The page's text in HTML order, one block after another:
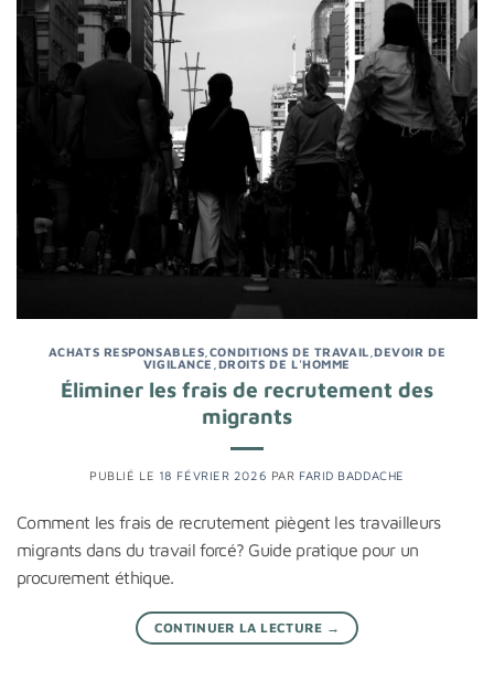
ACHATS RESPONSABLES CONDITIONS DE TRAVAIL ,DEVOIR DE
VIGILANCE DROITS DE L'HOMME
Éliminer les frais de recrutement des
migrants
PUBLIÉ LE 18 FÉVRIER 2026 PAR FARID BADDACHE
Comment les frais de recrutement piègent les travailleurs
migrants dans du travail forcé? Guide pratique pour un
procurement éthique.
CONTINUER LA LECTURE →